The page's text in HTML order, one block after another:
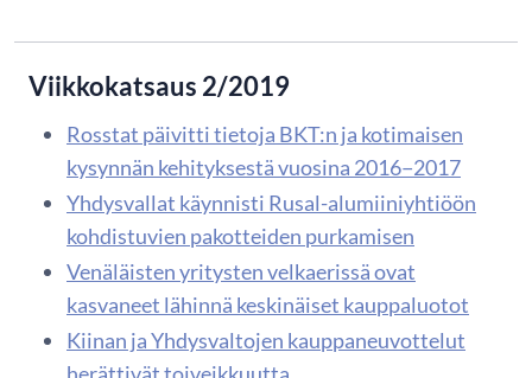
Viikkokatsaus 2/2019
Rosstat päivitti tietoja BKT:n ja kotimaisen
kysynnän kehityksestä vuosina 2016−2017
Yhdysvallat käynnisti Rusal-alumiiniyhtiöön
kohdistuvien pakotteiden purkamisen
Venäläisten yritysten velkaerissä ovat
kasvaneet lähinnä keskinäiset kauppaluotot
Kiinan ja Yhdysvaltojen kauppaneuvottelut